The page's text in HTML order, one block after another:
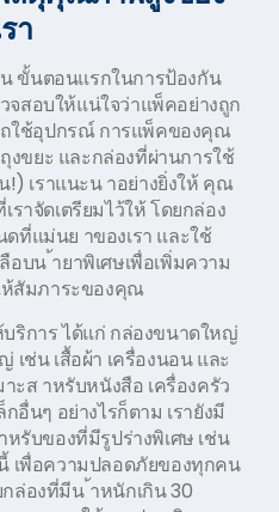
า
น ขั้นตอนแรกในการป้องกัน
สอบให้แน่ใจว่าแพ็คอย่างถูก
ใช้อุปกรณ์ การแพ็คของคุณ
งขยะ และกล่องที่ผ่านการใช้
เราแนะน าอย่างยิ่งให้ คุณ
าจัดเตรียมไว้ให้ โดยกล่อง
ที่แม่นย าของเรา และใช้
บน ้ายาพิเศษเพื่อเพิ่มความ
สัมภาระของคุณ
ริการ ได้แก่ กล่องขนาดใหญ่
ช่น เสื้อผ้า เครื่องนอน และ
ะส าหรับหนังสือ เครื่องครัว
อื่นๆ อย่างไรก็ตาม เรายังมี
รับของที่มีรูปร่างพิเศษ เช่น
เพื่อความปลอดภัยของทุกคน
ล่องที่มีน ้าหนักเกิน 30